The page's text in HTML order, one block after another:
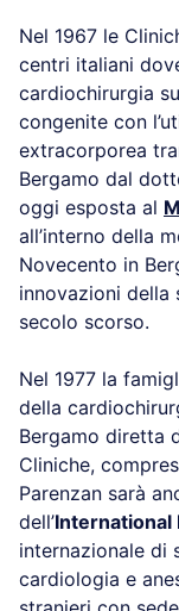
Nel 1967 le
centri italiani
cardiochirurgia
congenite con
extracorporea
Bergamo dal
oggi esposta al
all’interno della
Novecento in
innovazioni della
secolo scorso.
Nel 1977 la
della
Bergamo diretta
Cliniche,
Parenzan sarà
dell’International
internazionale di
cardiologia e